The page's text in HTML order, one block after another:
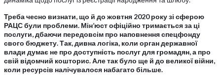
Треба чесно визнати, що й до жовтня 2020 року зі сферою
РАЦС були проблеми. Мін’юст офіційно тримається за ці
послуги, дбаючи передовсім про наповнення спецфонду
свого бюджету.Так, дивна логіка, коли орган державної
влади думає не про доступність послуг для громадян, а про
свій відомчий кошторис. Але так було ще й до великої війни,
коли ресурсів налічувалося набагато більше.